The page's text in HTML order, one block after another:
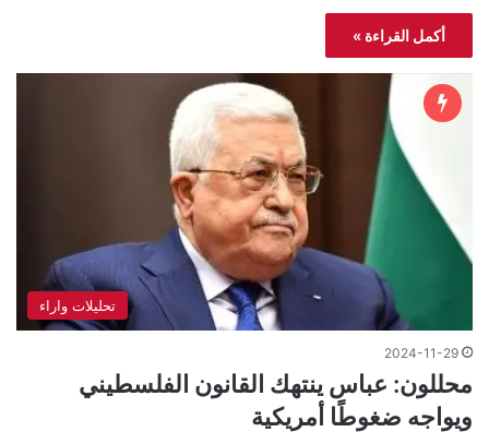
أكمل القراءة »
تحليلات واراء
2024-11-29
محللون: عباس ينتهك القانون الفلسطيني
ويواجه ضغوطًا أمريكية